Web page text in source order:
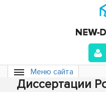
Меню сайта
Диссертации